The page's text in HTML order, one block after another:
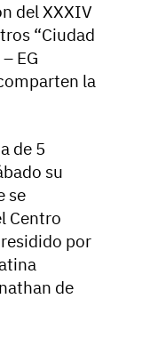
del XXXIV
“Ciudad
EG
la
de 5
su
se
Centro
por
de